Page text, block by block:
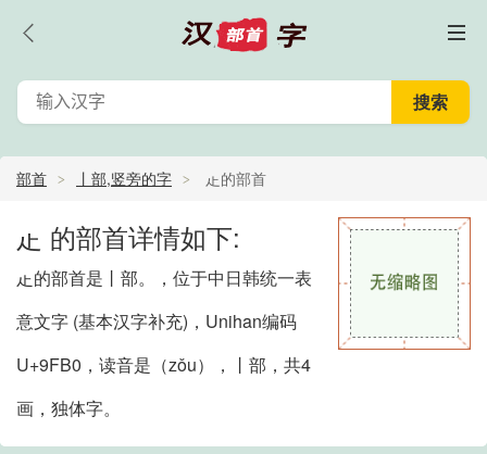
部首 丨部,竖旁的字 龰的部首
龰 的部首详情如下:
龰的部首是丨部。，位于中日韩统一表
意文字 (基本汉字补充)，Unihan编码
U+9FB0，读音是（zǒu），丨部，共4
画，独体字。